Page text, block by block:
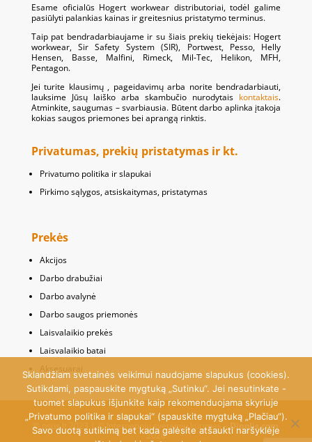
Esame oficialūs Hogert workwear distributoriai, todėl galime
pasiūlyti palankias kainas ir greitesnius pristatymo terminus.
Taip pat bendradarbiaujame ir su šiais prekių tiekėjais: Hogert
workwear, Sir Safety System (SIR), Portwest, Pesso, Helly
Hensen, Basse, Malfini, Rimeck, Mil-Tec, Helikon, MFH,
Pentagon.
Jei turite klausimų , pageidavimų arba norite bendradarbiauti,
lauksime Jūsų laiško arba skambučio nurodytais kontaktais.
Atminkite, saugumas – svarbiausia. Būtent darbo aplinka įtakoja
kokias saugos priemones bei aprangą rinktis.
Privatumas, prekių pristatymas ir kt.
Privatumo politika ir slapukai
Pirkimo sąlygos, atsiskaitymas, pristatymas
Prekės
Akcijos
Darbo drabužiai
Darbo avalynė
Darbo saugos priemonės
Laisvalaikio prekės
Laisvalaikio batai
Aksesuarai
© osus.lt 2023 | © Internetinių svetainių kūrimas –Dipolis.com
2020
Sklandžiam svetainės veikimui naudojame slapukus (cookies).
Sutikdami, paspauskite mygtuką „Sutinku“. Jei nesutinkate -
tuomet slapukus išjunkite kaip rekomenduojama skyriuje
„Privatumo politika ir slapukai“ (spauskite mygtuką „Plačiau“).
Savo duotą sutikimą bet kada galėsite atšaukti naršyklėje